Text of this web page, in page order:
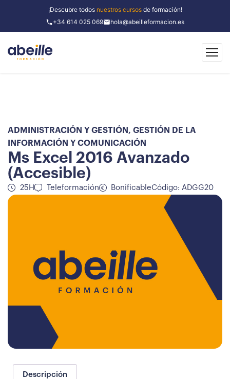
¡Descubre todos nuestros cursosde formación!
+34 614 025 069
hola@abeilleformacion.es
ADMINISTRACIÓN Y GESTIÓN , GESTIÓN DE LA
INFORMACIÓN Y COMUNICACIÓN
Ms Excel 2016 Avanzado
(Accesible)
25H Teleformación BonificableCódigo: ADGG20
Descripción